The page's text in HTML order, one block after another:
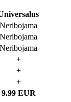
Neribojama
Neribojama
Neribojama
+
+
+
9.99 EUR